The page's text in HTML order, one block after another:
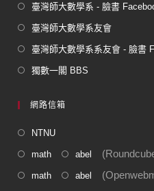
臺灣師大數學系 - 臉書
臺灣師大數學系友會
臺灣師大數學系系友會 - 臉書
獨數一閣 BBS
網路信箱
NTNU
math abel
math abel